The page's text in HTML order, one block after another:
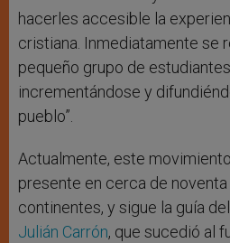
hacerles accesible la
cristiana. Inmediatamente se
pequeño grupo de
incrementándose y
pueblo”.
Actualmente, este
presente en cerca de
continentes, y sigue la guía
Julián Carrón, que sucedió al